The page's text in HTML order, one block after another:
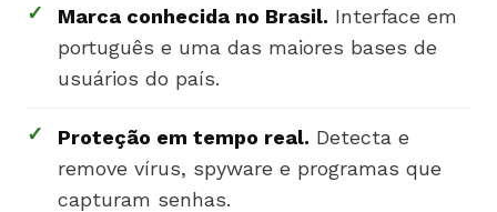
✓ Marca conhecida no Brasil. Interface em
português e uma das maiores bases de
usuários do país.
✓ Proteção em tempo real. Detecta e
remove vírus, spyware e programas que
capturam senhas.